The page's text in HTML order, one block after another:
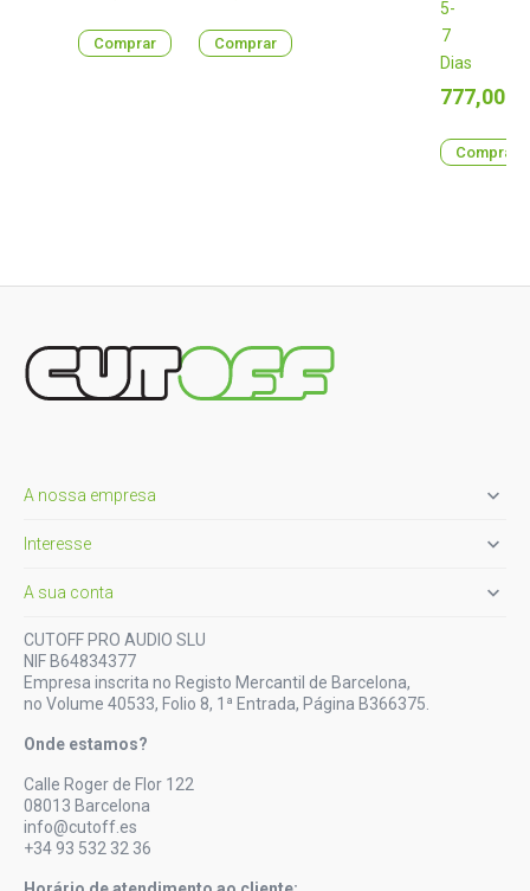
Comprar Comprar
5-
7
Dias
Preço
777,00 €
Comprar
A nossa empresa 
Interesse 
A sua conta 
CUTOFF PRO AUDIO SLU
NIF B64834377
Empresa inscrita no Registo Mercantil de Barcelona,
no Volume 40533, Folio 8, 1ª Entrada, Página B366375.
Onde estamos?
Calle Roger de Flor 122
08013 Barcelona
info@cutoff.es
+34 93 532 32 36